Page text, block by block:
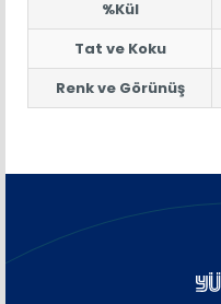
%Kül
Tat ve Koku
Renk ve Görünüş